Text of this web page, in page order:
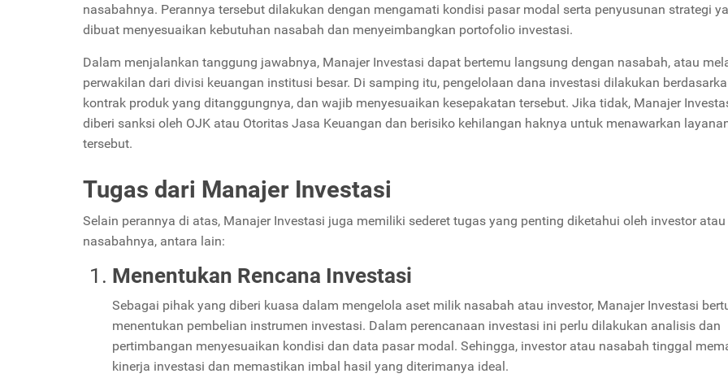
nasabahnya. Perannya tersebut dilakukan dengan mengamati kondisi pasar modal serta penyusunan strategi
dibuat menyesuaikan kebutuhan nasabah dan menyeimbangkan portofolio investasi.
Dalam menjalankan tanggung jawabnya, Manajer Investasi dapat bertemu langsung dengan nasabah, atau
perwakilan dari divisi keuangan institusi besar. Di samping itu, pengelolaan dana investasi dilakukan
kontrak produk yang ditanggungnya, dan wajib menyesuaikan kesepakatan tersebut. Jika tidak, Manajer
diberi sanksi oleh OJK atau Otoritas Jasa Keuangan dan berisiko kehilangan haknya untuk menawarkan
tersebut.
Tugas dari Manajer Investasi
Selain perannya di atas, Manajer Investasi juga memiliki sederet tugas yang penting diketahui oleh investor atau
nasabahnya, antara lain:
Menentukan Rencana Investasi
Sebagai pihak yang diberi kuasa dalam mengelola aset milik nasabah atau investor, Manajer Investasi
menentukan pembelian instrumen investasi. Dalam perencanaan investasi ini perlu dilakukan analisis dan
pertimbangan menyesuaikan kondisi dan data pasar modal. Sehingga, investor atau nasabah tinggal
kinerja investasi dan memastikan imbal hasil yang diterimanya ideal.